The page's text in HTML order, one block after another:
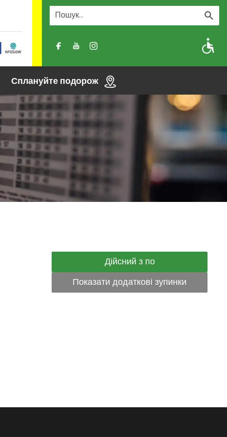
A- A A+
Сплануйте подорож
Дійсний з по
Показати додаткові зупинки